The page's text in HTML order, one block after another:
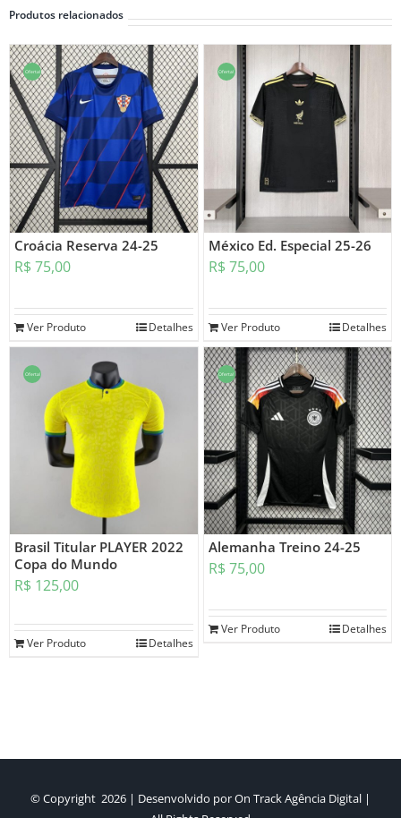
Produtos relacionados
Oferta!
Croácia Reserva 24-25
R$ 75,00
Ver Produto Detalhes
Oferta!
México Ed. Especial 25-26
R$ 75,00
Ver Produto Detalhes
Oferta!
Brasil Titular PLAYER 2022
Copa do Mundo
R$ 125,00
Ver Produto Detalhes
Oferta!
Alemanha Treino 24-25
R$ 75,00
Ver Produto Detalhes
© Copyright 2026 | Desenvolvido porOn Track Agência Digital |